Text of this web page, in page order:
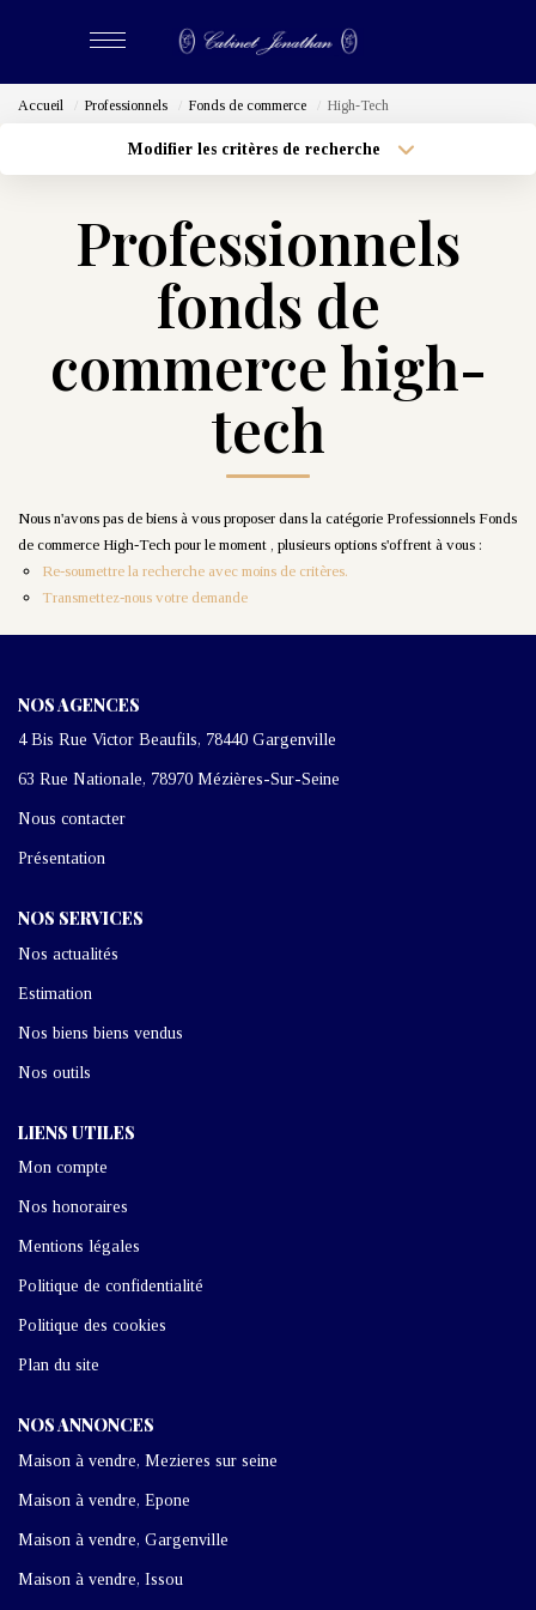
ESTIMER
BIENS VENDUS
NOS CABINETS
Qui Sommes-Nous
Nos Actualités
Accueil Professionnels Fonds de commerce High-Tech
Modifier les critères de recherche
Plus de critères Créer une alerte
Professionnels
fonds de
commerce high-
tech
Nous n'avons pas de biens à vous proposer dans la catégorie Professionnels Fonds
de commerce High-Tech pour le moment , plusieurs options s'offrent à vous :
Re-soumettre la recherche avec moins de critères.
Transmettez-nous votre demande
NOS AGENCES
4 Bis Rue Victor Beaufils, 78440 Gargenville
63 Rue Nationale, 78970 Mézières-Sur-Seine
Nous contacter
Présentation
NOS SERVICES
Nos actualités
Estimation
Nos biens biens vendus
Nos outils
LIENS UTILES
Mon compte
Nos honoraires
Mentions légales
Politique de confidentialité
Politique des cookies
Plan du site
NOS ANNONCES
Maison à vendre, Mezieres sur seine
Maison à vendre, Epone
Maison à vendre, Gargenville
Maison à vendre, Issou